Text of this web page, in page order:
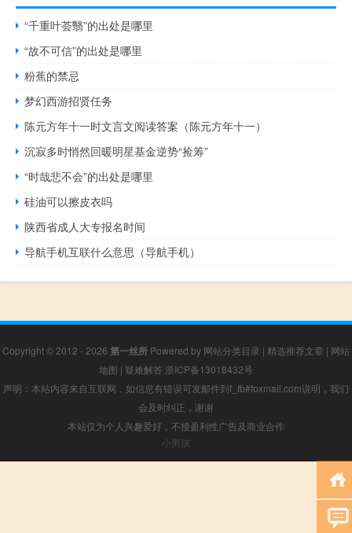
“千重叶荟翳”的出处是哪里
“故不可信”的出处是哪里
粉蕉的禁忌
梦幻西游招贤任务
陈元方年十一时文言文阅读答案（陈元方年十一）
沉寂多时悄然回暖明星基金逆势“捡筹”
“时哉悲不会”的出处是哪里
硅油可以擦皮衣吗
陕西省成人大专报名时间
导航手机互联什么意思（导航手机）
Copyright © 2012 - 2026 第一丝所 Powered by 网站分类目录 | 精选推荐文章 | 网站
地图 | 疑难解答 浙ICP备13018432号
声明：本站内容来自互联网，如信息有错误可发邮件到f_fb#foxmail.com说明，我们
会及时纠正，谢谢
本站仅为个人兴趣爱好，不接盈利性广告及商业合作
小男孩